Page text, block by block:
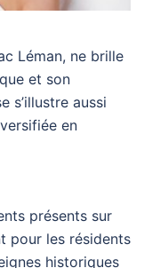
Léman, ne brille
et son
s’illustre aussi
en
présents sur
pour les résidents
historiques